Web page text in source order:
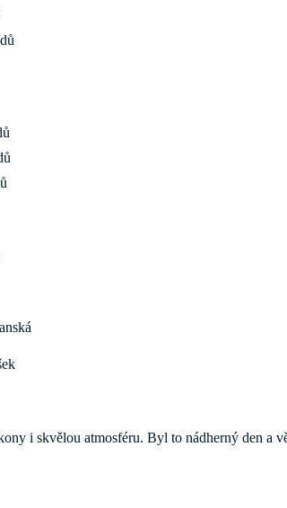
i skvělou atmosféru. Byl to nádherný den a